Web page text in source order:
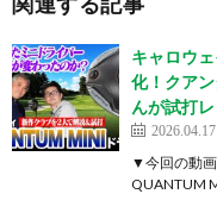
キャロウ
化！クア
んが試打レ
2026.04.17
▼今回の動画
QUANTUM